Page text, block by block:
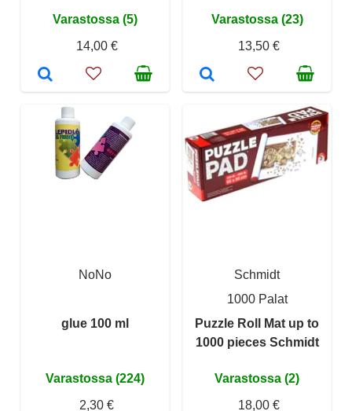
Varastossa (5)
14,00 €
Varastossa (23)
13,50 €
NoNo
glue 100 ml
Varastossa (224)
2,30 €
Schmidt
1000 Palat
Puzzle Roll Mat up to
1000 pieces Schmidt
Varastossa (2)
18,00 €